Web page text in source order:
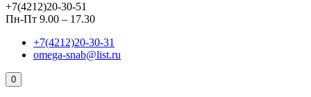
+7(4212)20-30-51
Пн-Пт 9.00 – 17.30
+7(4212)20-30-31
omega-snab@list.ru
0